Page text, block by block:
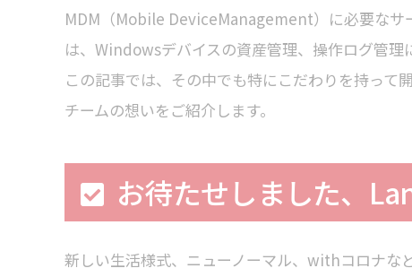
MDM（Mobile DeviceManagement）に必要なサ
は、Windowsデバイスの資産管理、操作ログ管理
この記事では、その中でも特にこだわりを持って
チームの想いをご紹介します。
お待たせしました、
新しい生活様式、ニューノーマル、withコロナな